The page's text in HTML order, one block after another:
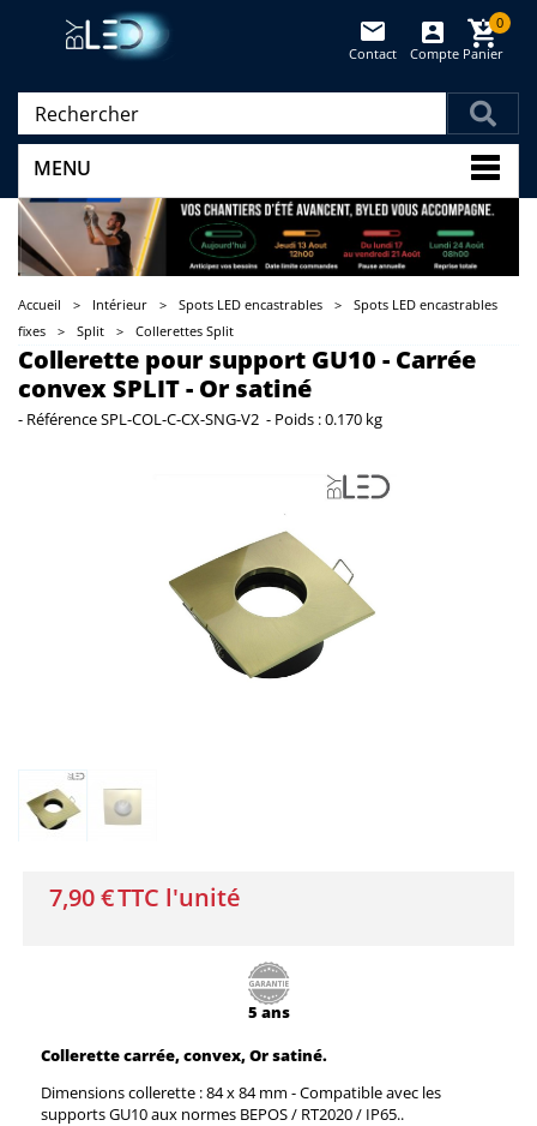
Panier
0
Compte
Contact
MENU
Accueil > Intérieur > Spots LED encastrables >
Spots LED encastrables
fixes
> Split > Collerettes Split
Collerette pour support GU10 - Carrée
convex SPLIT - Or satiné
- RéférenceSPL-COL-C-CX-SNG-V2 - Poids :0.170 kg
7,90 €TTC l'unité
5 ans
Collerette carrée, convex, Or satiné.
Dimensions collerette : 84 x 84 mm - Compatible avec les
supports GU10 aux normes BEPOS / RT2020 / IP65..